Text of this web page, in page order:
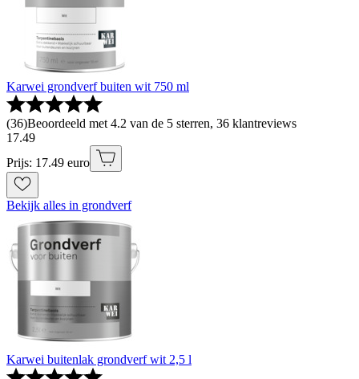
Karwei grondverf buiten wit 750 ml
(36)Beoordeeld met 4.2 van de 5 sterren, 36 klantreviews
17.49
Prijs: 17.49 euro
Bekijk alles in grondverf
Karwei buitenlak grondverf wit 2,5 l